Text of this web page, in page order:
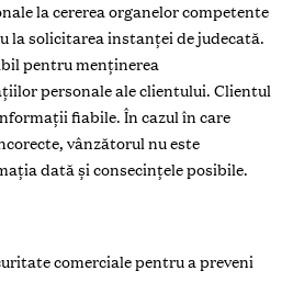
la cererea organelor competente
la solicitarea instanței de judecată.
pentru menținerea
personale ale clientului. Clientul
fiabile. În cazul în care
vânzătorul nu este
dată și consecințele posibile.
comerciale pentru a preveni